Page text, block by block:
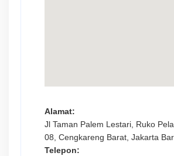
Alamat:
Jl Taman Palem Lestari, Ruko
08, Cengkareng Barat, Jakarta
Telepon: